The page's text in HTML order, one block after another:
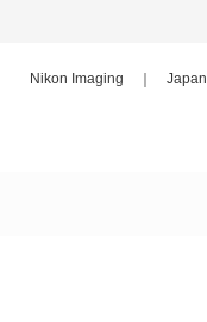
Nikon Imaging ｜ Japan